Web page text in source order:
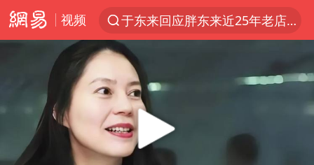
视频
于东来回应胖东来近25年老店年底关闭
俄称边境州遭乌大规模袭击已致13伤
《披荆斩棘2026》阵容官宣
白海豚北上或致京津冀暴雨